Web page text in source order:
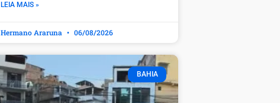
LEIA MAIS »
Hermano Araruna 06/08/2026
BAHIA